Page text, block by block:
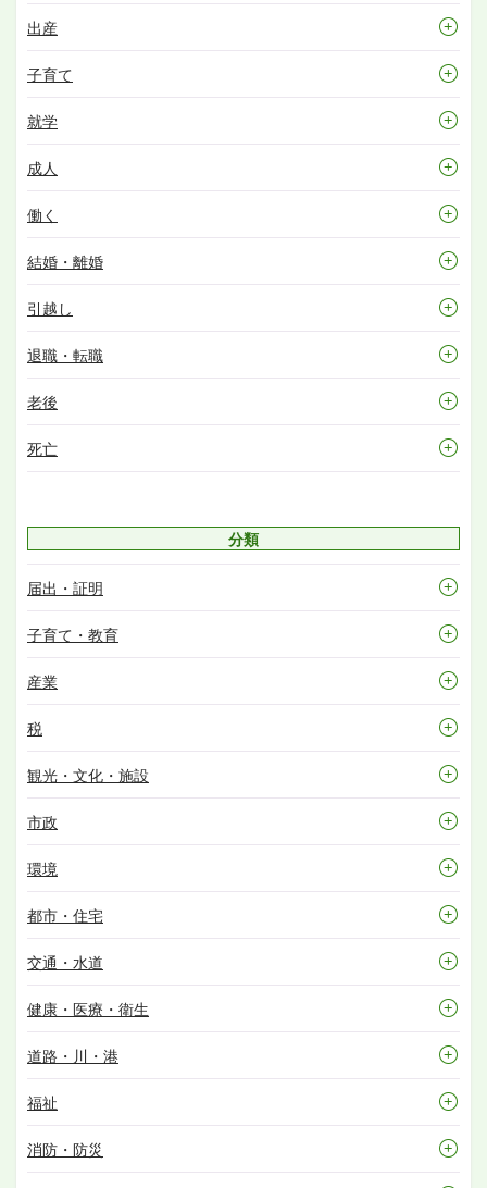
出産
子育て
就学
成人
働く
結婚・離婚
引越し
退職・転職
老後
死亡
分類
届出・証明
子育て・教育
産業
税
観光・文化・施設
市政
環境
都市・住宅
交通・水道
健康・医療・衛生
道路・川・港
福祉
消防・防災